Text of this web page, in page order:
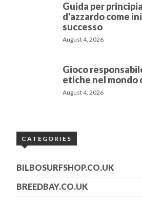
Guida per
d'azzardo come
successo
August 4, 2026
Gioco
etiche nel mondo
August 4, 2026
CATEGORIES
BILBOSURFSHOP.CO.UK
BREEDBAY.CO.UK